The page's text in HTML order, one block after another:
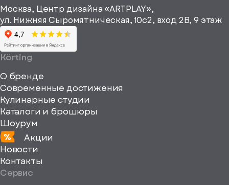
информационные
материалы
viewBox="0
0
Москва, Центр дизайна «ARTPLAY»,
ул. Нижняя Сыромятническая, 10с2, вход 2B, 9 этаж
Körting
О бренде
Современные достижения
Кулинарные студии
Каталоги и брошюры
Шоурум
Акции
Новости
Контакты
Сервис